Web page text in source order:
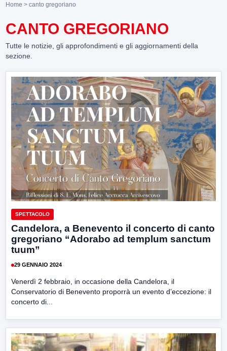
Home > canto gregoriano
CANTO GREGORIANO
Tutte le notizie, gli approfondimenti e gli aggiornamenti della
sezione.
SPETTACOLO
Candelora, a Benevento il concerto di canto
gregoriano “Adorabo ad templum sanctum
tuum”
29 GENNAIO 2024
Venerdì 2 febbraio, in occasione della Candelora, il
Conservatorio di Benevento proporrà un evento d’eccezione: il
concerto di...